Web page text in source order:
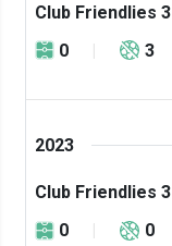
Club Friendlies 3
0
3
2023
Club Friendlies 3
0
0